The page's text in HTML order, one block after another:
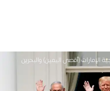
الإمارات (أقصى اليمين) والبحرين